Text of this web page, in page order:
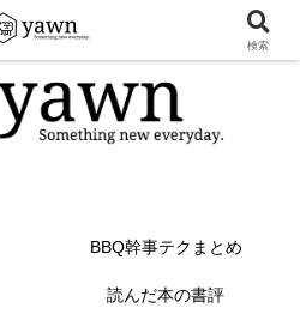
BBQ幹事テクまとめ
読んだ本の書評
検索